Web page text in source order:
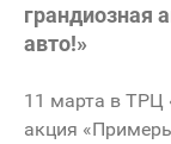
грандиозная
авто!»
11 марта в ТРЦ
акция